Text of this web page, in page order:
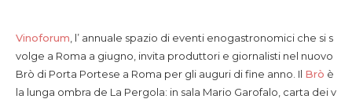
Vinoforum , l’ annuale spazio di eventi enogastronomici che si s
volge a Roma a giugno, invita produttori e giornalisti nel nuovo
Brò di Porta Portese a Roma per gli auguri di fine anno. Il Brò è
la lunga ombra de La Pergola: in sala Mario Garofalo, carta dei v